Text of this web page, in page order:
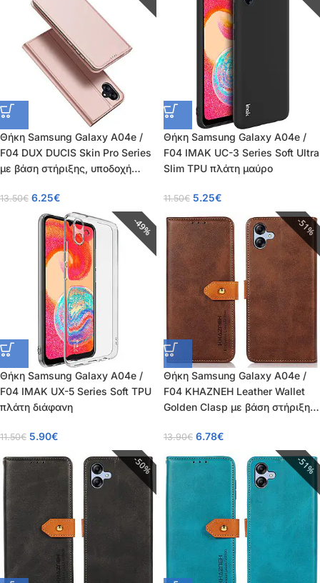
Θήκη Samsung Galaxy A04e /
F04 DUX DUCIS Skin Pro Series
με βάση στήριξης, υποδοχή
κούμπωμα Flip Wallet από
συνθετικό δέρμα και TPU ροζ
13.50€ 6.25€
Θήκη Samsung Galaxy A04e /
F04 IMAK UC-3 Series Soft Ultra
Slim TPU πλάτη μαύρο
11.50€ 5.25€
49%
Θήκη Samsung Galaxy A04e /
F04 IMAK UX-5 Series Soft TPU
πλάτη διάφανη
11.50€ 5.90€
51%
Θήκη Samsung Galaxy A04e /
F04 KHAZNEH Leather Wallet
Golden Clasp με βάση στήριξης,
κούμπωμα καφέ
13.90€ 6.78€
50% 51%